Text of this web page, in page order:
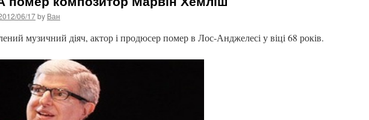
06/17by Ван
музичний діяч, актор і продюсер помер в Лос-Анджелесі у віці 68 років.